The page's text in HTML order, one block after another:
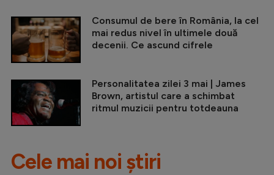
Consumul de bere în România, la cel
mai redus nivel în ultimele două
decenii. Ce ascund cifrele
Personalitatea zilei 3 mai | James
Brown, artistul care a schimbat
ritmul muzicii pentru totdeauna
Cele mai noi știri